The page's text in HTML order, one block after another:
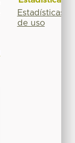
Estadísticas
de uso